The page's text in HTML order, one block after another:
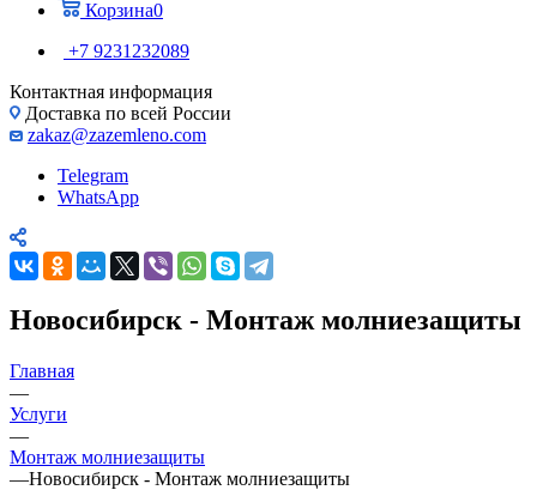
Корзина0
+7 9231232089
Контактная информация
Доставка по всей России
zakaz@zazemleno.com
Telegram
WhatsApp
Новосибирск - Монтаж молниезащиты
Главная
—
Услуги
—
Монтаж молниезащиты
—Новосибирск - Монтаж молниезащиты